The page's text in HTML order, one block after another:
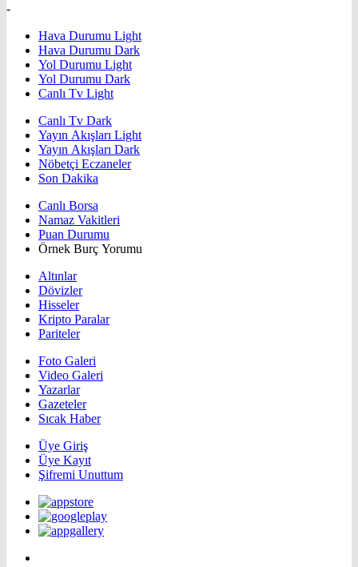
-
Hava Durumu Light
Hava Durumu Dark
Yol Durumu Light
Yol Durumu Dark
Canlı Tv Light
Canlı Tv Dark
Yayın Akışları Light
Yayın Akışları Dark
Nöbetçi Eczaneler
Son Dakika
Canlı Borsa
Namaz Vakitleri
Puan Durumu
Örnek Burç Yorumu
Altınlar
Dövizler
Hisseler
Kripto Paralar
Pariteler
Foto Galeri
Video Galeri
Yazarlar
Gazeteler
Sıcak Haber
Üye Giriş
Üye Kayıt
Şifremi Unuttum